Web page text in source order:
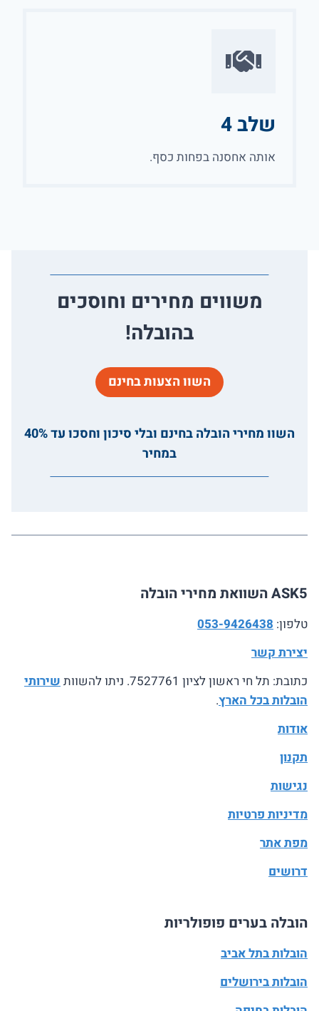
שלב 4
אותה אחסנה בפחות כסף.
משווים מחירים וחוסכים
בהובלה!
השוו הצעות בחינם
השוו מחירי הובלה בחינם ובלי סיכון וחסכו עד 40%
במחיר
ASK5 השוואת מחירי הובלה
טלפון: 053-9426438
יצירת קשר
כתובת: תל חי ראשון לציון 7527761. ניתו להשוות
שירותי
הובלות בכל הארץ.
אודות
תקנון
נגישות
מדיניות פרטיות
מפת אתר
דרושים
הובלה בערים פופולריות
הובלות בתל אביב
הובלות בירושלים